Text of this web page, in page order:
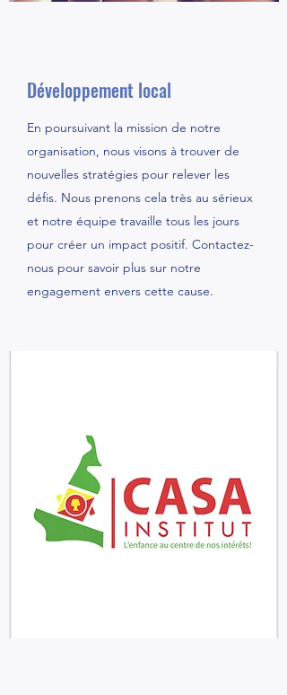
Développement local
En poursuivant la mission de notre
organisation, nous visons à trouver de
nouvelles stratégies pour relever les
défis. Nous prenons cela très au sérieux
et notre équipe travaille tous les jours
pour créer un impact positif. Contactez-
nous pour savoir plus sur notre
engagement envers cette cause.